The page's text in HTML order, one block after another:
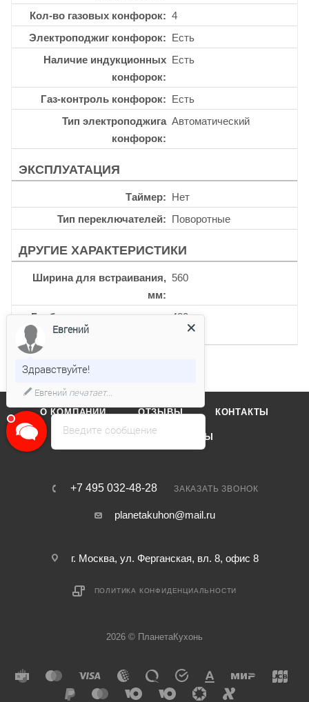
Кол-во газовых конфорок
4
Электроподжиг конфорок
Есть
Наличие индукционных
конфорок
Есть
Газ-контроль конфорок
Есть
Тип электроподжига
конфорок
Автоматический
ЭКСПЛУАТАЦИЯ
Таймер
Нет
Тип переключателей
Поворотные
ДРУГИЕ ХАРАКТЕРИСТИКИ
Ширина для встраивания,
мм
560
Глубина для встраивания, 480
О КОМПАНИИ ОТЗЫВЫ КОНТАКТЫ
КАТАЛОГ БРЕНДЫ
+7 495 032-48-28 ЗАКАЗАТЬ ЗВОНОК
planetakuhon@mail.ru
г. Москва, ул. Ферганская, вл. 8, офис 8
ПОЛИТИКА КОНФИДЕНЦИАЛЬНОСТИ
2026 © ПланетаКухонь
Введите сообщение
Евгений
Здравствуйте!
Евгенийпечатает...